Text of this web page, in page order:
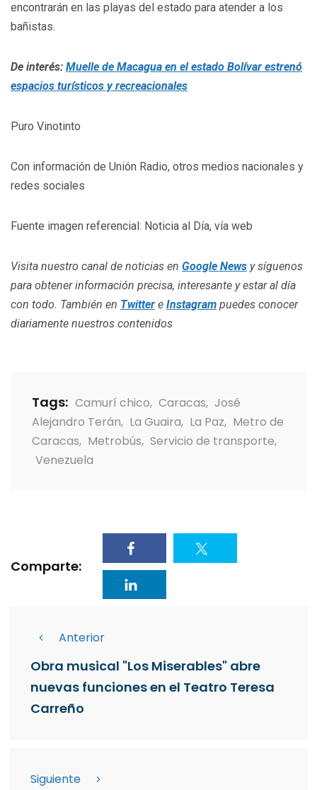
encontrarán en las playas del estado para atender a los
bañistas.
De interés: Muelle de Macagua en el estado Bolívar estrenó
espacios turísticos y recreacionales
Puro Vinotinto
Con información de Unión Radio, otros medios nacionales y
redes sociales
Fuente imagen referencial: Noticia al Día, vía web
Visita nuestro canal de noticias en Google News y síguenos
para obtener información precisa, interesante y estar al día
con todo. También en Twitter e Instagram puedes conocer
diariamente nuestros contenidos
Tags: Camurí chico, Caracas, José
Alejandro Terán, La Guaira, La Paz, Metro de
Caracas, Metrobús, Servicio de transporte,
Venezuela
Comparte:
Anterior
Obra musical "Los Miserables" abre
nuevas funciones en el Teatro Teresa
Carreño
Siguiente